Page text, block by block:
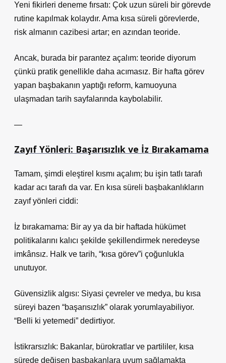
Yeni fikirleri deneme fırsatı: Çok uzun süreli bir görevde
rutine kapılmak kolaydır. Ama kısa süreli görevlerde,
risk almanın cazibesi artar; en azından teoride.
Ancak, burada bir parantez açalım: teoride diyorum
çünkü pratik genellikle daha acımasız. Bir hafta görev
yapan başbakanın yaptığı reform, kamuoyuna
ulaşmadan tarih sayfalarında kaybolabilir.
—
Zayıf Yönleri: Başarısızlık ve İz Bırakamama
Tamam, şimdi eleştirel kısmı açalım; bu işin tatlı tarafı
kadar acı tarafı da var. En kısa süreli başbakanlıkların
zayıf yönleri ciddi:
İz bırakamama: Bir ay ya da bir haftada hükümet
politikalarını kalıcı şekilde şekillendirmek neredeyse
imkânsız. Halk ve tarih, “kısa görev”i çoğunlukla
unutuyor.
Güvensizlik algısı: Siyasi çevreler ve medya, bu kısa
süreyi bazen “başarısızlık” olarak yorumlayabiliyor.
“Belli ki yetemedi” dedirtiyor.
İstikrarsızlık: Bakanlar, bürokratlar ve partililer, kısa
sürede değişen başbakanlara uyum sağlamakta